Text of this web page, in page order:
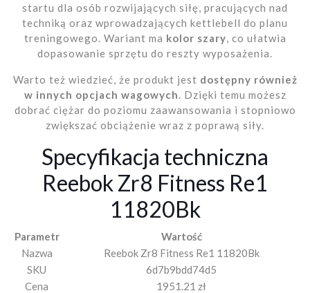
startu dla osób rozwijających siłę, pracujących nad
techniką oraz wprowadzających kettlebell do planu
treningowego. Wariant ma kolor szary, co ułatwia
dopasowanie sprzętu do reszty wyposażenia.
Warto też wiedzieć, że produkt jest dostępny również
w innych opcjach wagowych. Dzięki temu możesz
dobrać ciężar do poziomu zaawansowania i stopniowo
zwiększać obciążenie wraz z poprawą siły.
Specyfikacja techniczna
Reebok Zr8 Fitness Re1
11820Bk
Parametr
Wartość
Nazwa
Reebok Zr8 Fitness Re1 11820Bk
SKU
6d7b9bdd74d5
Cena
1951.21 zł